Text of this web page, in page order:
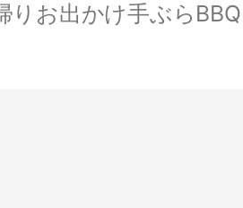
お出かけ手ぶら